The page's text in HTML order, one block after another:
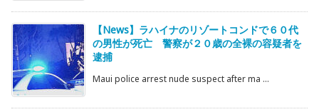
【News】ラハイナのリゾートコンドで６０代
の男性が死亡 警察が２０歳の全裸の容疑者を
逮捕
Maui police arrest nude suspect after ma ...